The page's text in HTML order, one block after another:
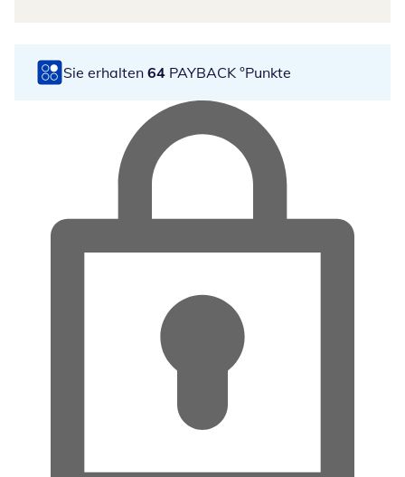
Sie erhalten 64 PAYBACK °Punkte